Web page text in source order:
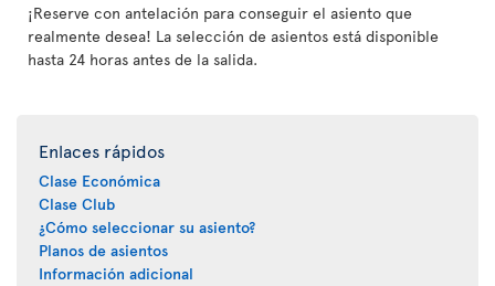
¡Reserve con antelación para conseguir el asiento que
realmente desea! La selección de asientos está disponible
hasta 24 horas antes de la salida.
Enlaces rápidos
Clase Económica
Clase Club
¿Cómo seleccionar su asiento?
Planos de asientos
Información adicional